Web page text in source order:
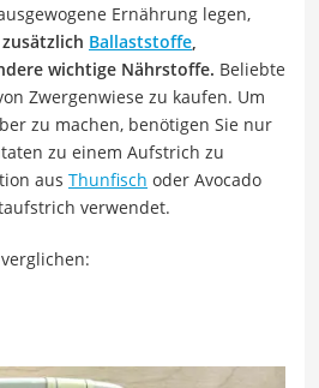
Ernährung legen,
zusätzlich Ballaststoffe,
wichtige Nährstoffe. Beliebte
Zwergenwiese zu kaufen. Um
zu machen, benötigen Sie nur
zu einem Aufstrich zu
aus Thunfisch oder Avocado
verwendet.